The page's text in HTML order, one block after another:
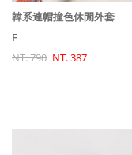
韓系連帽撞色休閒外套
F
NT. 790 NT. 387